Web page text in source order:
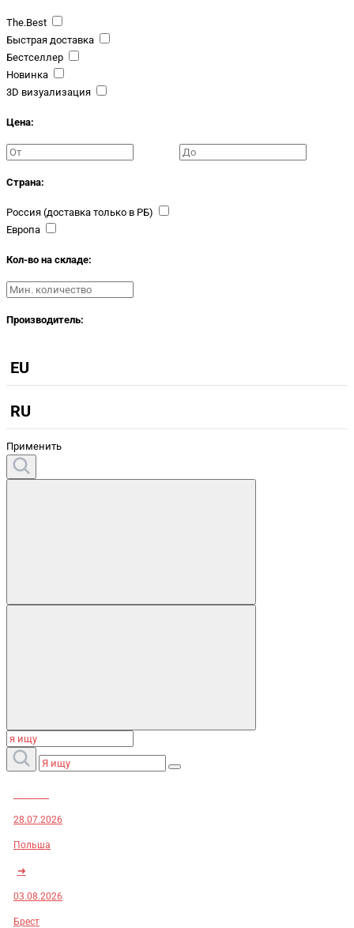
The.Best
Быстрая доставка
Бестселлер
Новинка
3D визуализация
Цена:
Страна:
Россия (доставка только в РБ)
Европа
Кол-во на складе:
Производитель:
EU
RU
Применить
28.07.2026
Польша
➜
03.08.2026
Брест